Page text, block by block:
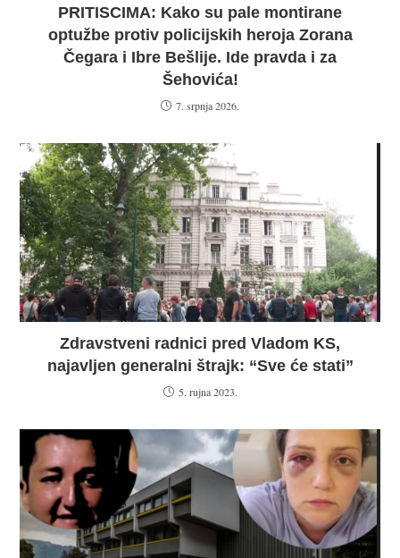
PRITISCIMA: Kako su pale montirane
optužbe protiv policijskih heroja Zorana
Čegara i Ibre Bešlije. Ide pravda i za
Šehovića!
7. srpnja 2026.
Zdravstveni radnici pred Vladom KS,
najavljen generalni štrajk: “Sve će stati”
5. rujna 2023.